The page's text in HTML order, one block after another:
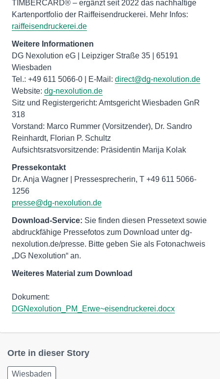
TIMBERCARD® – ergänzt seit 2022 das nachhaltige
Kartenportfolio der Raiffeisendruckerei. Mehr Infos:
raiffeisendruckerei.de
Weitere Informationen
DG Nexolution eG | Leipziger Straße 35 | 65191
Wiesbaden
Tel.: +49 611 5066-0 | E-Mail: direct@dg-nexolution.de
Website: dg-nexolution.de
Sitz und Registergericht: Amtsgericht Wiesbaden GnR
318
Vorstand: Marco Rummer (Vorsitzender), Dr. Sandro
Reinhardt, Florian P. Schultz
Aufsichtsratsvorsitzende: Präsidentin Marija Kolak
Pressekontakt
Dr. Anja Wagner | Pressesprecherin, T +49 611 5066-
presse@dg-nexolution.de
Download-Service: Sie finden diesen Pressetext sowie
abdruckfähige Pressefotos zum Download unter dg-
nexolution.de/presse. Bitte geben Sie als Fotonachweis
„DG Nexolution“ an.
Weiteres Material zum Download
Dokument:
DGNexolution_PM_Erwe~eisendruckerei.docx
Orte in dieser Story
Wiesbaden